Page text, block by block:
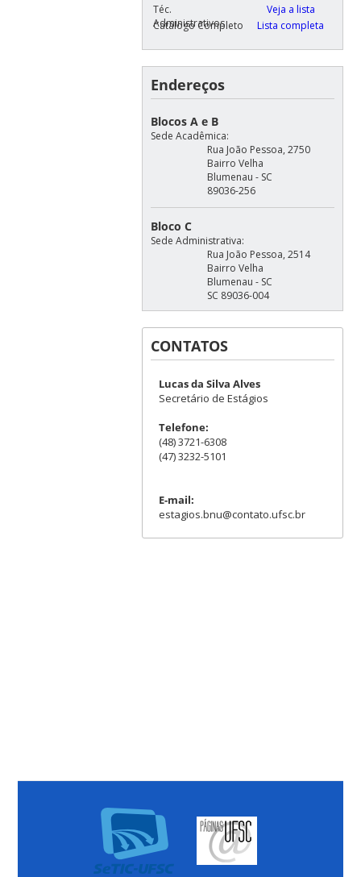
Téc.
Administrativos
Veja a lista
Catálogo Completo
Lista completa
Endereços
Blocos A e B
Sede Acadêmica:
Rua João Pessoa, 2750
Bairro Velha
Blumenau - SC
89036-256
Bloco C
Sede Administrativa:
Rua João Pessoa, 2514
Bairro Velha
Blumenau - SC
SC 89036-004
CONTATOS
Lucas da Silva Alves
Secretário de Estágios
Telefone:
(48) 3721-6308
(47) 3232-5101
E-mail:
estagios.bnu@contato.ufsc.br